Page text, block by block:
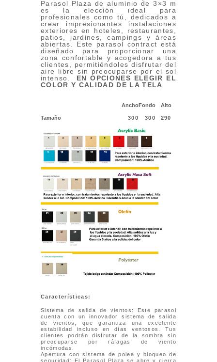
Parasol Plaza de aluminio de 3×3 m
es la elección ideal para
profesionales como tú, dedicados a
crear impresionantes instalaciones
exteriores en hoteles, restaurantes,
patios, jardines, campings y áreas
abiertas. Este parasol contract está
diseñado para proporcionar una
zona confortable y acogedora a tus
clientes, permitiéndoles disfrutar del
aire libre sin preocuparse por el sol
intenso. EN OPCIONES ELEGIR EL
COLOR Y CALIDAD DE LA TELA
AnchoFondo Alto
Tamaño 300 300 290
Características:
Sistema de salida de vientos: Este parasol
cuenta con un innovador sistema de salida
de vientos, que garantiza una excelente
estabilidad incluso en días ventosos. Tus
clientes podrán disfrutar de la sombra sin
preocuparse por ráfagas de viento
incómodas.
Apertura con sistema de polea y bloqueo de
seguridad: El Parasol Plaza se abre y cierra